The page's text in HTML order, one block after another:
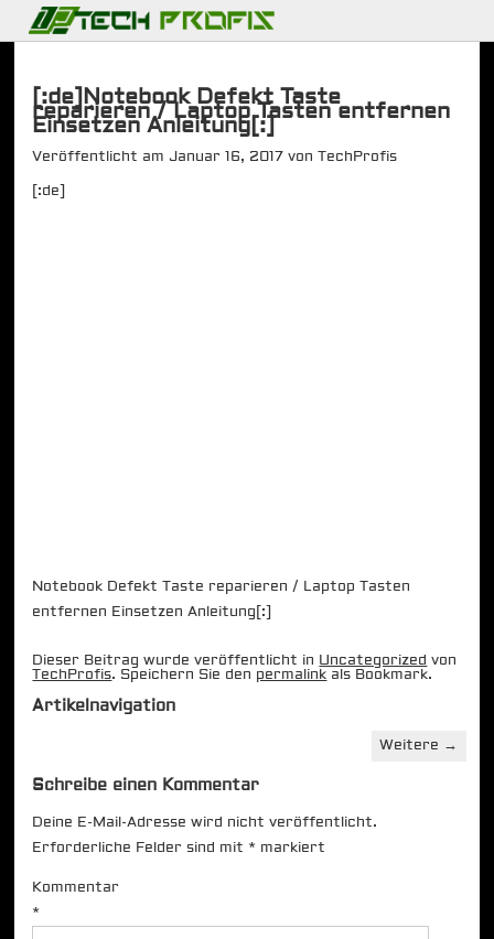
[:de]Notebook Defekt Taste
reparieren / Laptop Tasten entfernen
Einsetzen Anleitung[:]
Veröffentlicht am Januar 16, 2017 vonTechProfis
[:de]
Notebook Defekt Taste reparieren / Laptop Tasten
entfernen Einsetzen Anleitung[:]
Dieser Beitrag wurde veröffentlicht in Uncategorized von
TechProfis. Speichern Sie den permalink als Bookmark.
Artikelnavigation
Weitere →
Schreibe einen Kommentar
Deine E-Mail-Adresse wird nicht veröffentlicht.
Erforderliche Felder sind mit * markiert
Kommentar
*